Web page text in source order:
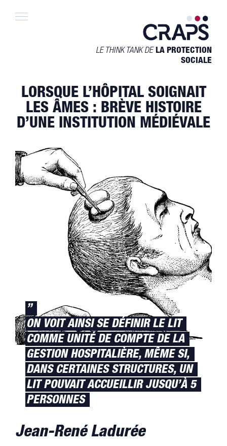
LE THINK TANK DE LA PROTECTION
SOCIALE
LORSQUE L’HÔPITAL SOIGNAIT
LES ÂMES : BRÈVE HISTOIRE
D’UNE INSTITUTION MÉDIÉVALE
”
ON VOIT AINSI SE DÉFINIR LE LIT
COMME UNITÉ DE COMPTE DE LA
GESTION HOSPITALIÈRE, MÊME SI,
DANS CERTAINES STRUCTURES, UN
LIT POUVAIT ACCUEILLIR JUSQU’À 5
PERSONNES
Jean-René Ladurée